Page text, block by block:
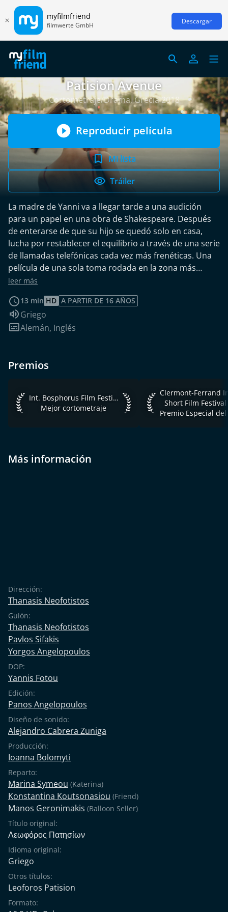
myfilmfriend
filmwerte GmbH Descargar
Patision Avenue
Cortometraje/Drama, Grecia 2018
Reproducir película
Mi lista
Tráiler
La madre de Yanni va a llegar tarde a una audición
para un papel en una obra de Shakespeare. Después
de enterarse de que su hijo se quedó solo en casa,
lucha por restablecer el equilibrio a través de una serie
de llamadas telefónicas cada vez más frenéticas. Una
película de una sola toma rodada en la zona más
controvertida del centro de Atenas: la calle Patision.
leer más
13 min HD A PARTIR DE 16 AÑOS
Idioma de audio:
Griego
Subtítulos:
Alemán, Inglés
Premios
Int. Bosphorus Film Festival 2018 Mejor cortometraje
Int. Bosphorus Film Festival 2018
Mejor cortometraje
Clermont-Ferrand
Short Film
Más información
Dirección:
Thanasis Neofotistos
Guión:
Thanasis Neofotistos
Pavlos Sifakis
Yorgos Angelopoulos
DOP:
Yannis Fotou
Edición:
Panos Angelopoulos
Diseño de sonido:
Alejandro Cabrera Zuniga
Producción:
Ioanna Bolomyti
Reparto:
Marina Symeou (Katerina)
Konstantina Koutsonasiou (Friend)
Manos Geronimakis (Balloon Seller)
Título original:
Λεωφόρος Πατησίων
Idioma original:
Griego
Otros títulos:
Leoforos Patision
Formato: